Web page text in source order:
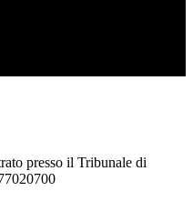
presso il Tribunale di